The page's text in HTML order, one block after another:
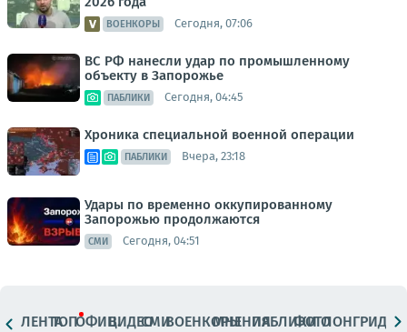
ВОЕНКОРЫ Сегодня, 07:06
ВС РФ нанесли удар по промышленному
объекту в Запорожье
ПАБЛИКИ Сегодня, 04:45
Хроника специальной военной операции
ПАБЛИКИ Вчера, 23:18
Удары по временно оккупированному
Запорожью продолжаются
СМИ Сегодня, 04:51
ЛЕНТАТОПОФИЦ.ВИДЕОСМИВОЕНКОРЫМНЕНИЯПАБЛИКИ
ФОТОЛОНГРИДЫ